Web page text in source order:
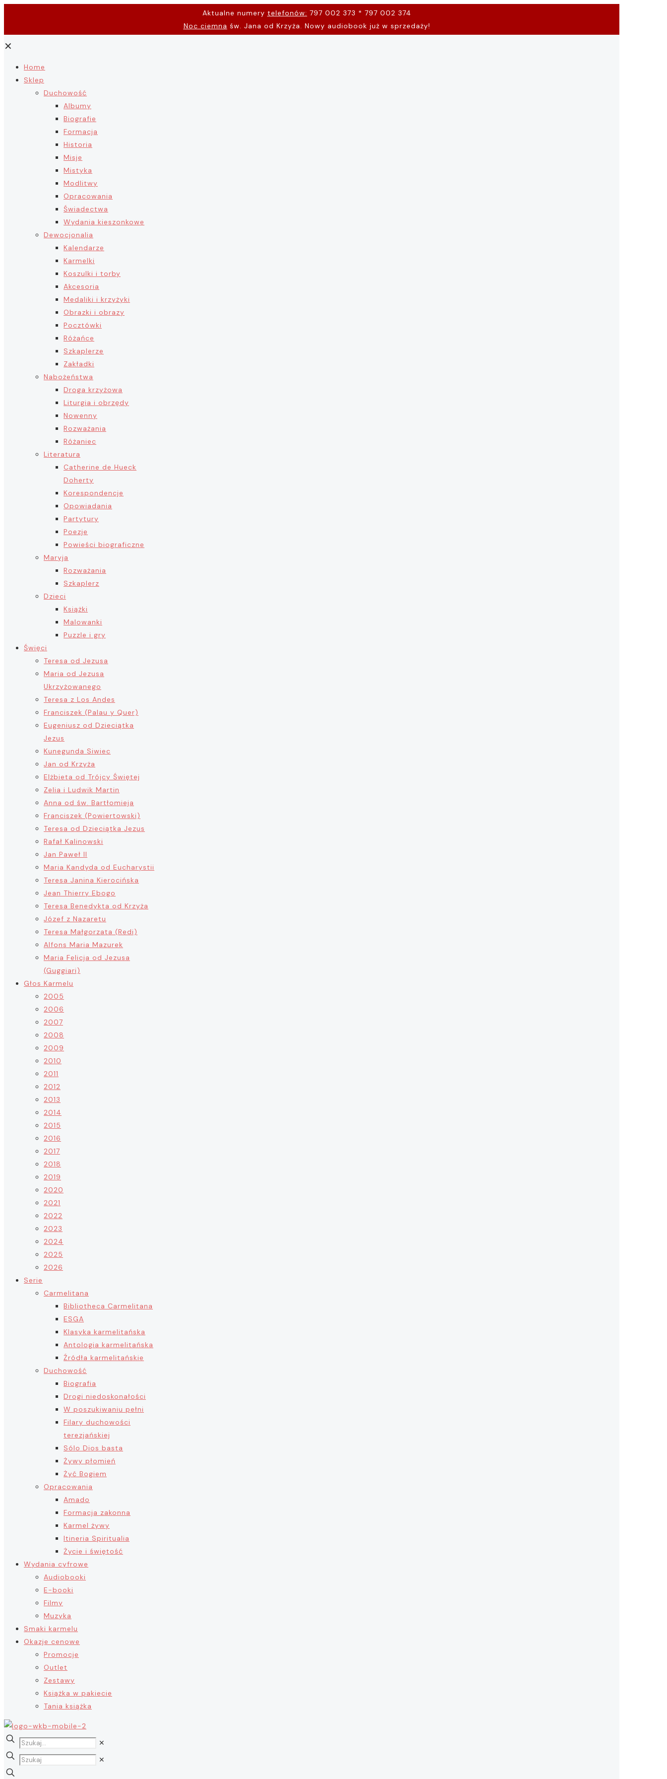
Aktualne numery telefonów: 797 002 373 * 797 002 374
Noc ciemna św. Jana od Krzyża. Nowy audiobook już w sprzedaży!
✕
Home
Sklep
Duchowość
Albumy
Biografie
Formacja
Historia
Misje
Mistyka
Modlitwy
Opracowania
Świadectwa
Wydania kieszonkowe
Dewocjonalia
Kalendarze
Karmelki
Koszulki i torby
Akcesoria
Medaliki i krzyżyki
Obrazki i obrazy
Pocztówki
Różańce
Szkaplerze
Zakładki
Nabożeństwa
Droga krzyżowa
Liturgia i obrzędy
Nowenny
Rozważania
Różaniec
Literatura
Catherine de Hueck
Doherty
Korespondencje
Opowiadania
Partytury
Poezje
Powieści biograficzne
Maryja
Rozważania
Szkaplerz
Dzieci
Książki
Malowanki
Puzzle i gry
Święci
Teresa od Jezusa
Maria od Jezusa
Ukrzyżowanego
Teresa z Los Andes
Franciszek (Palau y Quer)
Eugeniusz od Dzieciątka
Jezus
Kunegunda Siwiec
Jan od Krzyża
Elżbieta od Trójcy Świętej
Zelia i Ludwik Martin
Anna od św. Bartłomieja
Franciszek (Powiertowski)
Teresa od Dzieciątka Jezus
Rafał Kalinowski
Jan Paweł II
Maria Kandyda od Eucharystii
Teresa Janina Kierocińska
Jean Thierry Ebogo
Teresa Benedykta od Krzyża
Józef z Nazaretu
Teresa Małgorzata (Redi)
Alfons Maria Mazurek
Maria Felicja od Jezusa
(Guggiari)
Głos Karmelu
2005
2006
2007
2008
2009
2010
2011
2012
2013
2014
2015
2016
2017
2018
2019
2020
2021
2022
2023
2024
2025
2026
Serie
Carmelitana
Bibliotheca Carmelitana
ESGA
Klasyka karmelitańska
Antologia karmelitańska
Źródła karmelitańskie
Duchowość
Biografia
Drogi niedoskonałości
W poszukiwaniu pełni
Filary duchowości
terezjańskiej
Sólo Dios basta
Żywy płomień
Żyć Bogiem
Opracowania
Amado
Formacja zakonna
Karmel żywy
Itineria Spiritualia
Życie i świętość
Wydania cyfrowe
Audiobooki
E-booki
Filmy
Muzyka
Smaki karmelu
Okazje cenowe
Promocje
Outlet
Zestawy
Książka w pakiecie
Tania książka
✕
✕